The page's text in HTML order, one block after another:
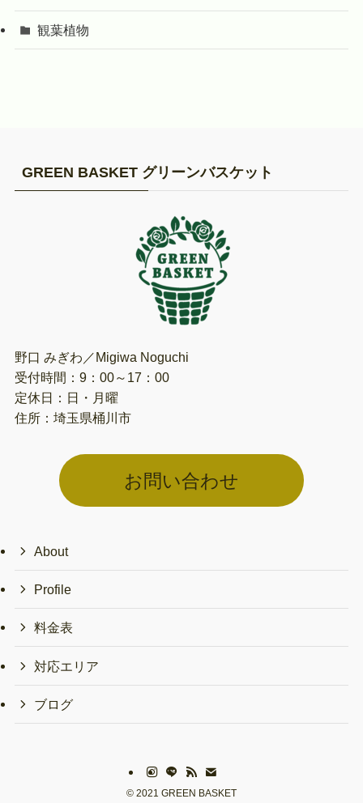
観葉植物
GREEN BASKET グリーンバスケット
野口 みぎわ／Migiwa Noguchi
受付時間：9：00～17：00
定休日：日・月曜
住所：埼玉県桶川市
お問い合わせ
About
Profile
料金表
対応エリア
ブログ
© 2021 GREEN BASKET